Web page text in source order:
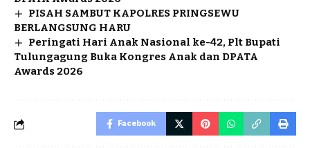
PISAH SAMBUT KAPOLRES PRINGSEWU
BERLANGSUNG HARU
Peringati Hari Anak Nasional ke-42, Plt Bupati
Tulungagung Buka Kongres Anak dan DPATA
Awards 2026
Facebook